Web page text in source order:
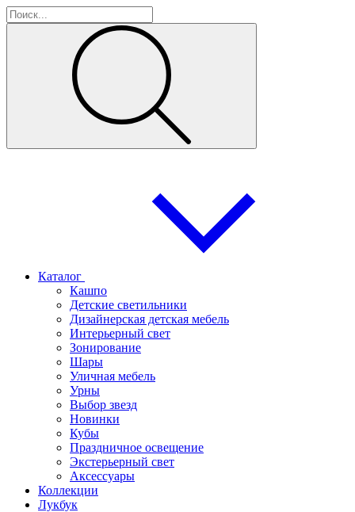
Каталог
Кашпо
Детские светильники
Дизайнерская детская мебель
Интерьерный свет
Зонирование
Шары
Уличная мебель
Урны
Выбор звезд
Новинки
Кубы
Праздничное освещение
Экстерьерный свет
Аксессуары
Коллекции
Лукбук